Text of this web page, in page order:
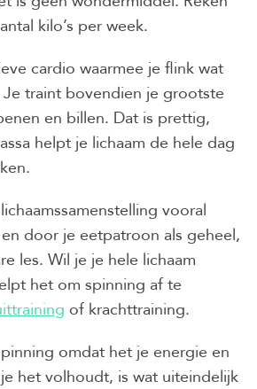
kilo’s per week.
cardio waarmee je flink wat
traint bovendien je grootste
en billen. Dat is prettig,
helpt je lichaam de hele dag
vooral
door je eetpatroon als geheel,
les. Wil je je hele lichaam
het om spinning af te
of krachttraining.
omdat het je energie en
het volhoudt, is wat uiteindelijk